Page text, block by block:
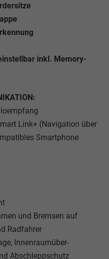
inkl. Memory-
Link+ (Navigation über
Smartphone
und Bremsen auf
Radfahrer
Innenraumüber-
Abschleppschutz